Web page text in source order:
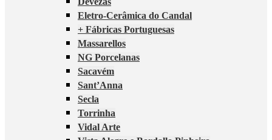
Eletro-Cerâmica do Candal
+ Fábricas Portuguesas
Massarellos
NG Porcelanas
Sacavém
Sant’Anna
Secla
Torrinha
Vidal Arte